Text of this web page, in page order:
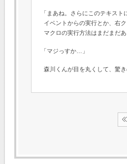
「まあね。さらにこのテキスト
イベントからの実行とか、右
マクロの実行方法はまだまだあ
「マジっすか…」
森川くんが目を丸くして、驚き